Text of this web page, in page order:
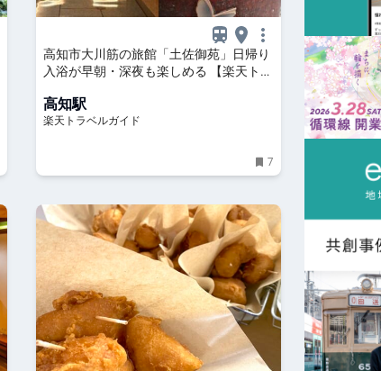
高知市大川筋の旅館「土佐御苑」日帰り
入浴が早朝・深夜も楽しめる 【楽天トラ
高知駅
楽天トラベルガイド
7